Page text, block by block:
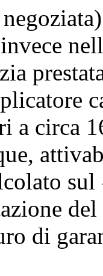
a circa
sul
di